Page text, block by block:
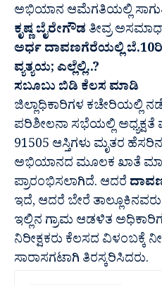
ಅಭಿಯಾನ ಆಮೆಗತಿಯಲ್ಲಿ
ಕೃಷ್ಣ ಬೈರೇಗೌಡ ತೀವ್ರ
ಅರ್ಧ ದಾವಣಗೆರೆಯಲ್ಲಿ
ವ್ಯತ್ಯಯ; ಎಲ್ಲೆಲ್ಲಿ..?
ಸಬೂಬು ಬಿಡಿ ಕೆಲಸ ಮಾಡಿ
ಜಿಲ್ಲಾಧಿಕಾರಿಗಳ ಕಚೇರಿಯಲ್ಲಿ
ಪರಿಶೀಲನಾ ಸಭೆಯಲ್ಲಿ
91505 ಆಸ್ತಿಗಳು ಮೃತರ
ಅಭಿಯಾನದ ಮೂಲಕ ಖಾತೆ
ಪ್ರಾರಂಭಿಸಲಾಗಿದೆ. ಆದರೆ
ಇದೆ, ಆದರೆ ಬೇರೆ
ಇಲ್ಲಿನ ಗ್ರಾಮ ಆಡಳಿತ
ನಿರೀಕ್ಷಕರು ಕೆಲಸದ ವಿಳಂಬಕ್ಕೆ
ಸಾರಾಸಗಟಾಗಿ ತಿರಸ್ಕರಿಸಿದರು.